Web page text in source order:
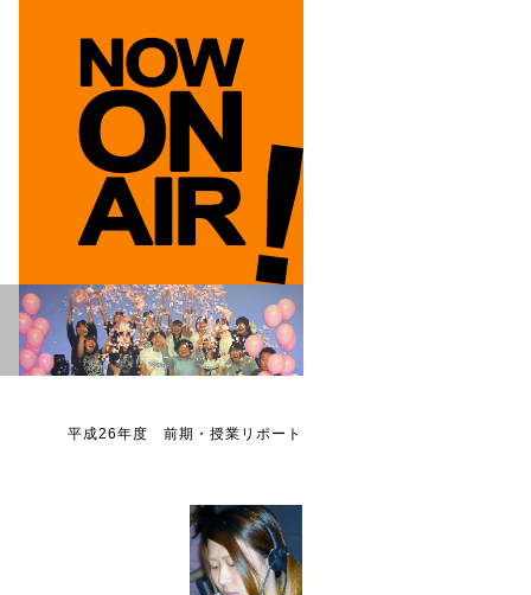
平成26年度 前期・授業リポート